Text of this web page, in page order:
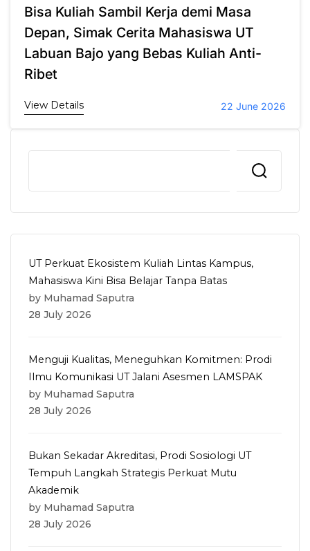
Bisa Kuliah Sambil Kerja demi Masa
Depan, Simak Cerita Mahasiswa UT
Labuan Bajo yang Bebas Kuliah Anti-
Ribet
View Details 22 June 2026
UT Perkuat Ekosistem Kuliah Lintas Kampus,
Mahasiswa Kini Bisa Belajar Tanpa Batas
by Muhamad Saputra
28 July 2026
Menguji Kualitas, Meneguhkan Komitmen: Prodi
Ilmu Komunikasi UT Jalani Asesmen LAMSPAK
by Muhamad Saputra
28 July 2026
Bukan Sekadar Akreditasi, Prodi Sosiologi UT
Tempuh Langkah Strategis Perkuat Mutu
Akademik
by Muhamad Saputra
28 July 2026